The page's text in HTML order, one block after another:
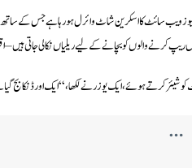
ویب سائٹ کا اسکرین شاٹ وائرل ہو رہا ہے جس کے ساتھ
ریپ کرنے والوں کو بچانے کے لیے ریلیاں نکالی جاتی ہیں –
شیئر کرتے ہوئے، ایک یوزر نے لکھا، “ ایک اور ڈنکا بج گیا